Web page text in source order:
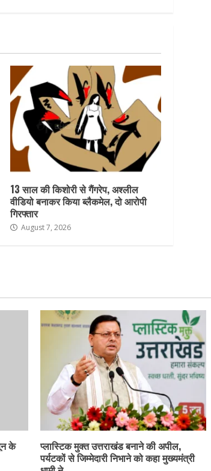
13 साल की किशोरी से गैंगरेप, अश्लील
वीडियो बनाकर किया ब्लैकमेल, दो आरोपी
गिरफ्तार
August 7, 2026
के
प्लास्टिक मुक्त उत्तराखंड बनाने की अपील,
पर्यटकों से जिम्मेदारी निभाने को कहा मुख्यमंत्री